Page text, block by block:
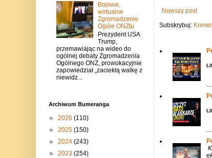
Nowszy post
Subskrybuj:
Bojowe,
wirtualne
Zgromadzenie
Ogóle ONZtu
Prezydent USA
Trump,
przemawiając na wideo do
ogólnej debaty Zgromadzenia
Ogólnego ONZ, prowokacyjnie
zapowiedział „zaciekłą walkę z
niewidz...
Archiwum Bumeranga
► 2026 (110)
► 2025 (150)
► 2024 (243)
► 2023 (254)